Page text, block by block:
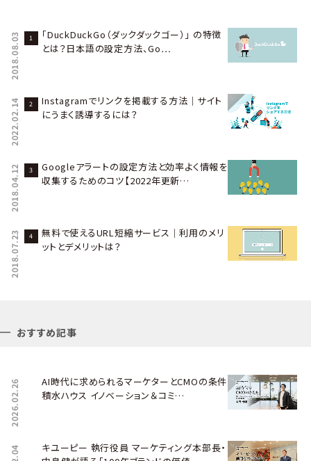
2018.08.03
「DuckDuckGo（ダックダックゴー）」 の特徴
とは？日本語の設定方法、Go…
2022.02.14
Instagramでリンクを掲載する方法｜サイト
にうまく誘導するには？
2018.04.12
Googleアラートの設定方法と効率よく情報を
収集するためのコツ【2022年更新…
2018.07.23
無料で使えるURL短縮サービス｜利用のメリ
ットとデメリットは？
おすすめ記事
2026.02.26
AI時代に求められるマーケターとCMOの条件――
積水ハウス イノベーション＆コミ…
キユーピー 執行役員 マーケティング本部長・